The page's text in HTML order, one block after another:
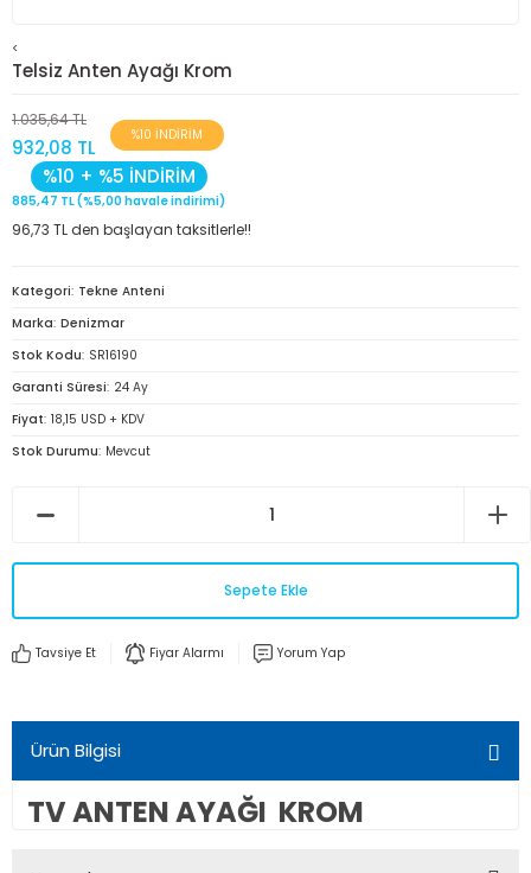
<
Telsiz Anten Ayağı Krom
1.035,64 TL
932,08 TL
%10 İNDİRİM
%10 + %5 İNDİRİM
885,47 TL (%5,00 havale indirimi)
96,73 TL den başlayan taksitlerle!!
Kategori Tekne Anteni
Marka Denizmar
Stok Kodu SR16190
Garanti Süresi 24 Ay
Fiyat 18,15 USD + KDV
Stok Durumu Mevcut
Sepete Ekle
Tavsiye Et Fiyar Alarmı Yorum Yap
Ürün Bilgisi
TV ANTEN AYAĞI KROM